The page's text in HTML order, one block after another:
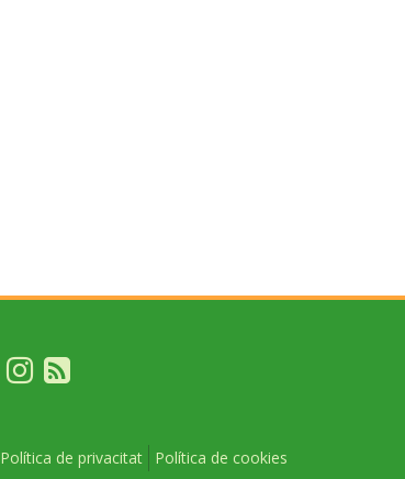
Política de privacitat Política de cookies